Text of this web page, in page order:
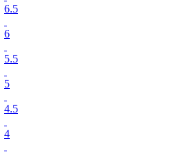
6.5
6
5.5
5
4.5
4